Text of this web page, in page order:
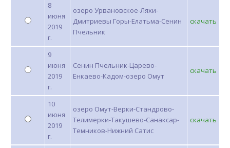
8
июня
2019
г.
озеро Урвановское-Ляхи-
Дмитриевы Горы-Елатьма-Сенин
Пчельник
скачать
9
июня
2019
г.
Сенин Пчельник-Царево-
Енкаево-Кадом-озеро Омут
скачать
10
июня
2019
г.
озеро Омут-Верки-Стандрово-
Телимерки-Такушево-Санаксар-
Темников-Нижний Сатис
скачать